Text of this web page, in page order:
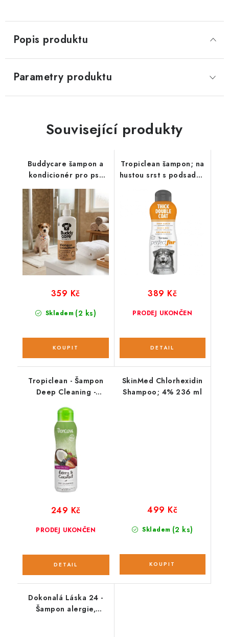
klíšťatům
Popis produktu
Parametry produktu
Související produkty
Buddycare šampon a
kondicionér pro psy
2v1 s vůní kokosu
Skladem (2 ks)
359 Kč
Tropiclean šampon; na
hustou srst s podsadou
PRODEJ UKONČEN
389 Kč
Tropiclean - Šampon
Deep Cleaning -
ml
PRODEJ UKONČEN
249 Kč
SkinMed Chlorhexidin
Shampoo; 4% 236 ml
Skladem (2 ks)
499 Kč
Dokonalá Láska 24 -
Šampon alergie,